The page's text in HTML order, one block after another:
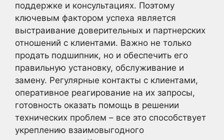
поддержке и консультациях. Поэтому
ключевым фактором успеха является
выстраивание доверительных и партнерских
отношений с клиентами. Важно не только
продать подшипник, но и обеспечить его
правильную установку, обслуживание и
замену. Регулярные контакты с клиентами,
оперативное реагирование на их запросы,
готовность оказать помощь в решении
технических проблем – все это способствует
укреплению взаимовыгодного